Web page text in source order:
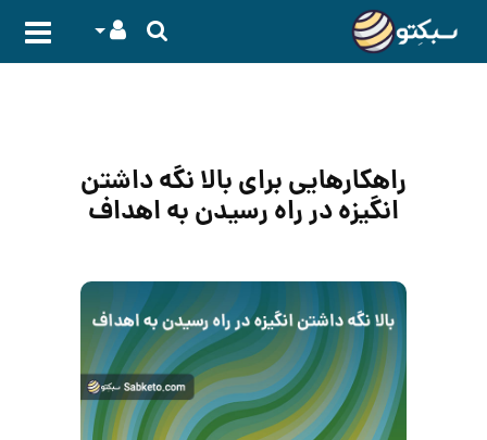
راهکارهایی برای بالا نگه داشتن
انگیزه در راه رسیدن به اهداف